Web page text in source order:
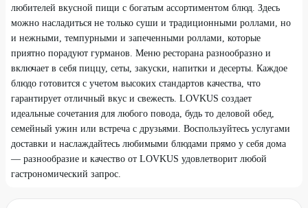
любителей вкусной пищи с богатым ассортиментом блюд. Здесь
можно насладиться не только суши и традиционными роллами, но
и нежными, темпурными и запеченными роллами, которые
приятно порадуют гурманов. Меню ресторана разнообразно и
включает в себя пиццу, сеты, закуски, напитки и десерты. Каждое
блюдо готовится с учетом высоких стандартов качества, что
гарантирует отличный вкус и свежесть. LOVKUS создает
идеальные сочетания для любого повода, будь то деловой обед,
семейный ужин или встреча с друзьями. Воспользуйтесь услугами
доставки и наслаждайтесь любимыми блюдами прямо у себя дома
— разнообразие и качество от LOVKUS удовлетворит любой
гастрономический запрос.